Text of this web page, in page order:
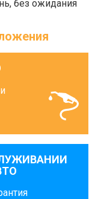
без ожидания